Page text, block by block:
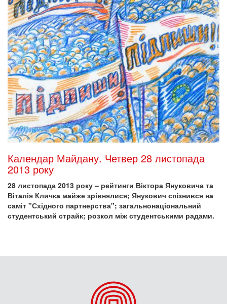
Календар Майдану. Четвер 28 листопада
2013 року
28 листопада 2013 року – рейтинги Віктора Януковича та
Віталія Кличка майже зрівнялися; Янукович спізнився на
саміт "Східного партнерства"; загальнонаціональний
студентський страйк; розкол між студентськими радами.